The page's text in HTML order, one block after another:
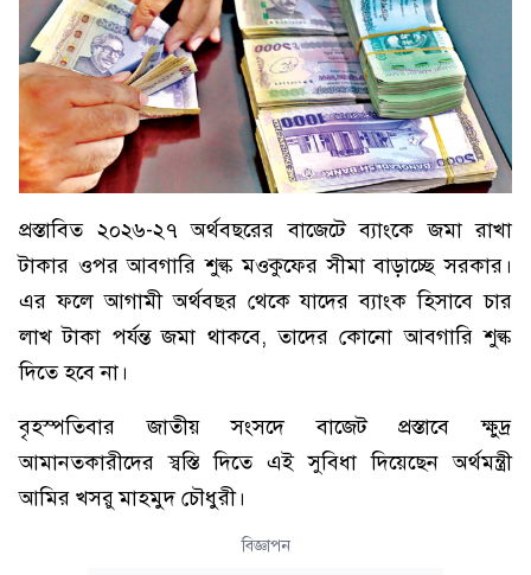
প্রস্তাবিত ২০২৬-২৭ অর্থবছরের বাজেটে ব্যাংকে জমা রাখা
টাকার ওপর আবগারি শুল্ক মওকুফের সীমা বাড়াচ্ছে সরকার।
এর ফলে আগামী অর্থবছর থেকে যাদের ব্যাংক হিসাবে চার
লাখ টাকা পর্যন্ত জমা থাকবে, তাদের কোনো আবগারি শুল্ক
দিতে হবে না।
বৃহস্পতিবার জাতীয় সংসদে বাজেট প্রস্তাবে ক্ষুদ্র
আমানতকারীদের স্বস্তি দিতে এই সুবিধা দিয়েছেন অর্থমন্ত্রী
আমির খসরু মাহমুদ চৌধুরী।
বিজ্ঞাপন